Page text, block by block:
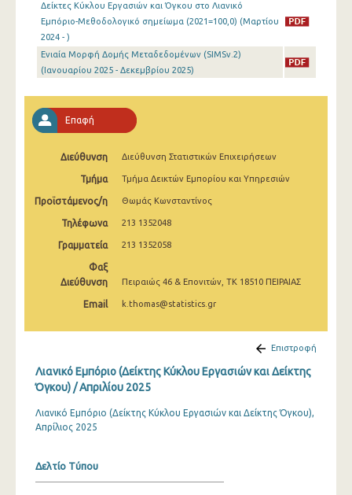
Ιουλίου 2025
Μαΐου 2025
Απριλίου 2025
Μαρτίου 2025
Φεβρουαρίου 2025
Ιανουαρίου 2025
Δεκεμβρίου 2024
Νοεμβρίου 2024
Οκτωβρίου 2024
Ιουνίου 2024
Μαΐου 2024
Μαρτίου 2024
Δείκτες Κύκλου Εργασιών και Όγκου στο Λιανικό
Εμπόριο-Μεθοδολογικό σημείωμα (2021=100,0) (Μαρτίου
2024 - )
Ενιαία Μορφή Δομής Μεταδεδομένων (SIMSv.2)
(Ιανουαρίου 2025 - Δεκεμβρίου 2025)
Επαφή
Διεύθυνση Διεύθυνση Στατιστικών Επιχειρήσεων
Τμήμα Τμήμα Δεικτών Εμπορίου και Υπηρεσιών
Προϊστάμενος/η Θωμάς Κωνσταντίνος
Τηλέφωνα 213 1352048
Γραμματεία 213 1352058
Φαξ
Διεύθυνση
Πειραιώς 46 & Επονιτών, ΤΚ 18510 ΠΕΙΡΑΙΑΣ
Email k.thomas@statistics.gr
Επιστροφή
Λιανικό Εμπόριο (Δείκτης Κύκλου Εργασιών και Δείκτης
Όγκου) / Απριλίου 2025
Λιανικό Εμπόριο (Δείκτης Κύκλου Εργασιών και Δείκτης Όγκου),
Απρίλιος 2025
Δελτίο Τύπου